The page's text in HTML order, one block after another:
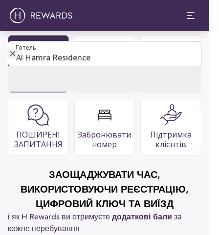
Готель
Готель
ПОШИРЕНІ
ЗАПИТАННЯ
Забронювати
номер
Підтримка
клієнтів
ЗАОЩАДЖУВАТИ ЧАС,
ВИКОРИСТОВУЮЧИ РЕЄСТРАЦІЮ,
ЦИФРОВИЙ КЛЮЧ ТА ВИЇЗД
і як H Rewards ви отримуєте додаткові бали за
кожне перебування